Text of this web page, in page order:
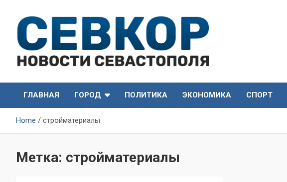
content
СевКор — Новости
Севастополя
Севастополя
ГЛАВНАЯ
ГОРОД ПОЛИТИКА ЭКОНОМИКА СПОРТ
Home стройматериалы
Метка: стройматериалы